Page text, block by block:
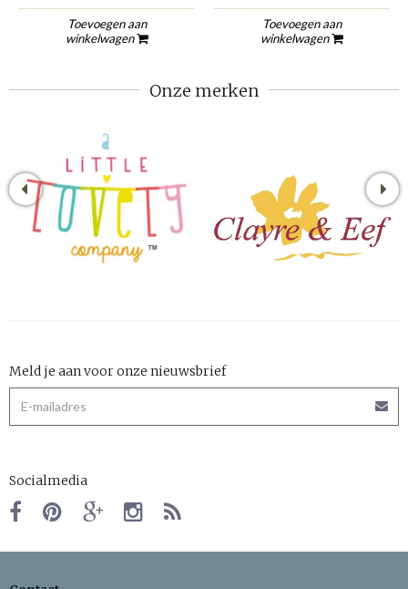
Toevoegen aan
winkelwagen
Toevoegen aan
winkelwagen
Onze merken
Meld je aan voor onze nieuwsbrief
Socialmedia